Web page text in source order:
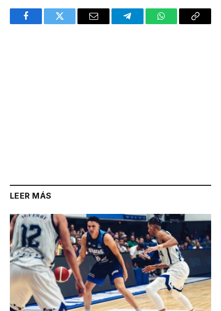
FacebookTwitter Email TelegramWhatsAppCopy
LEER MÁS